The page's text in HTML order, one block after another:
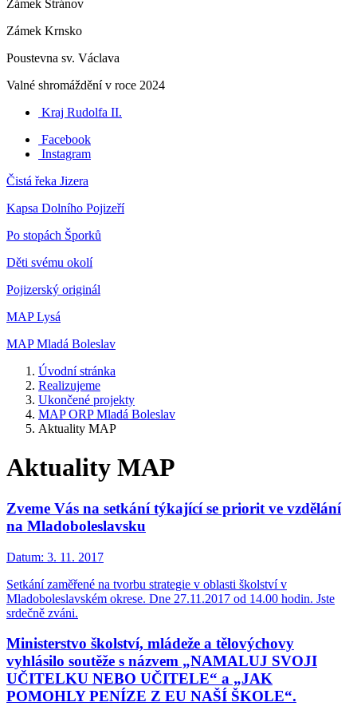
Zámek Stránov
Zámek Krnsko
Poustevna sv. Václava
Valné shromáždění v roce 2024
Kraj Rudolfa II.
Facebook
Instagram
Čistá řeka Jizera
Kapsa Dolního Pojizeří
Po stopách Šporků
Děti svému okolí
Pojizerský originál
MAP Lysá
MAP Mladá Boleslav
Úvodní stránka
Realizujeme
Ukončené projekty
MAP ORP Mladá Boleslav
Aktuality MAP
Aktuality MAP
Zveme Vás na setkání týkající se priorit ve vzdělání
na Mladoboleslavsku
Datum: 3. 11. 2017
Setkání zaměřené na tvorbu strategie v oblasti školství v
Mladoboleslavském okrese. Dne 27.11.2017 od 14.00 hodin. Jste
srdečně zváni.
Ministerstvo školství, mládeže a tělovýchovy
vyhlásilo soutěže s názvem „NAMALUJ SVOJI
UČITELKU NEBO UČITELE“ a „JAK
POMOHLY PENÍZE Z EU NAŠÍ ŠKOLE“.